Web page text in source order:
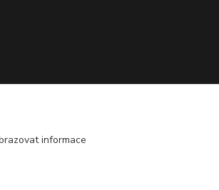
vrácení peněz ● VRÁCENÍ
informace